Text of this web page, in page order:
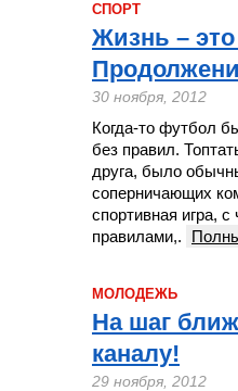
СПОРТ
Жизнь –
30 ноября, 2012
Когда-то футбол
без правил.
друга, было
соперничающих
спортивная игра,
правилами,.
МОЛОДЕЖЬ
На шаг
каналу!
29 ноября, 2012